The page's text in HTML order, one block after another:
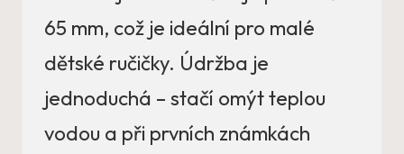
65 mm, což je ideální pro malé
dětské ručičky. Údržba je
jednoduchá – stačí omýt teplou
vodou a při prvních známkách